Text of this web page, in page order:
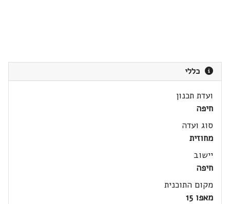
כללי
ועדת תכנון
חיפה
סוג ועדה
מחוזית
יישוב
חיפה
מקום התוכנית
מאפו 15